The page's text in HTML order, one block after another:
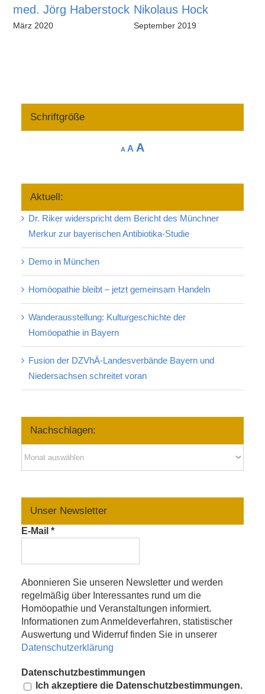
med. Jörg Haberstock
März 2020
Nikolaus Hock
September 2019
Schriftgröße
A Decrease
A Reset
A
Aktuell:
Dr. Riker widerspricht dem Bericht des Münchner
Merkur zur bayerischen Antibiotika-Studie
Demo in München
Homöopathie bleibt – jetzt gemeinsam Handeln
Wanderausstellung: Kulturgeschichte der
Homöopathie in Bayern
Fusion der DZVhÄ-Landesverbände Bayern und
Niedersachsen schreitet voran
Nachschlagen:
Unser Newsletter
E-Mail *
Abonnieren Sie unseren Newsletter und werden
regelmäßig über Interessantes rund um die
Homöopathie und Veranstaltungen informiert.
Informationen zum Anmeldeverfahren, statistischer
Auswertung und Widerruf finden Sie in unserer
Datenschutzerklärung
Datenschutzbestimmungen
Ich akzeptiere die Datenschutzbestimmungen.